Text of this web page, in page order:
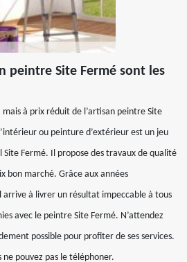
peintre Site Fermé sont les
à prix réduit de l’artisan peintre Site
ou peinture d’extérieur est un jeu
Site Fermé. Il propose des travaux de qualité
bon marché. Grâce aux années
arrive à livrer un résultat impeccable à tous
avec le peintre Site Fermé. N’attendez
possible pour profiter de ses services.
ne pouvez pas le téléphoner.